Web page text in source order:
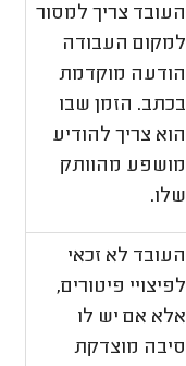
העובד צריך למסור
למקום העבודה
הודעה מוקדמת
בכתב. הזמן שבו
הוא צריך להודיע
מושפע מהוותק
שלו.
העובד לא זכאי
לפיצויי פיטורים,
אלא אם יש לו
סיבה מוצדקת